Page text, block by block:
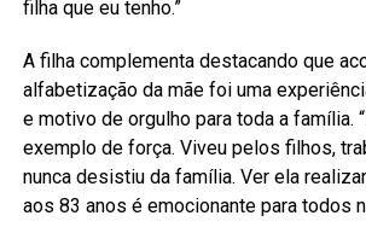
filha que eu tenho.”
A filha complementa destacando que
alfabetização da mãe foi uma
e motivo de orgulho para toda a família.
exemplo de força. Viveu pelos filhos,
nunca desistiu da família. Ver ela
aos 83 anos é emocionante para todos